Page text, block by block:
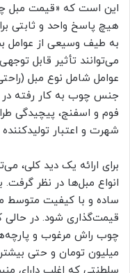
این است که «قیمت مبل
هیچ پاسخ واحد و ثابتی
به طیف وسیعی از عوامل
می‌توانند تأثیر قابل
عوامل شامل نوع مبل
جنس چوب به کار رفته در
فوم و اسفنج، پیچیدگی
شهرت و اعتبار
برای ارائه یک دید کلی،
انواع مبل‌ها در نظر
قیمت‌گذاری شود. در
میلیون تومان و حتی